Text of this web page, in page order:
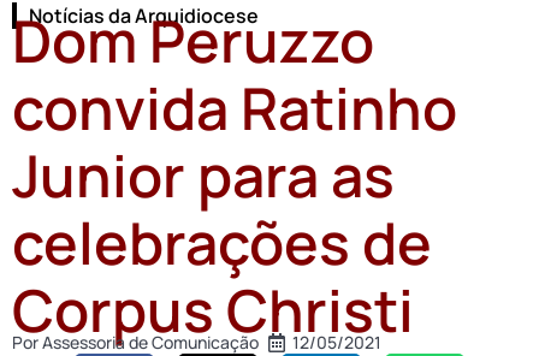
Notícias da Arquidiocese
Dom Peruzzo
convida Ratinho
Junior para as
celebrações de
Corpus Christi
PorAssessoria de Comunicação 12/05/2021